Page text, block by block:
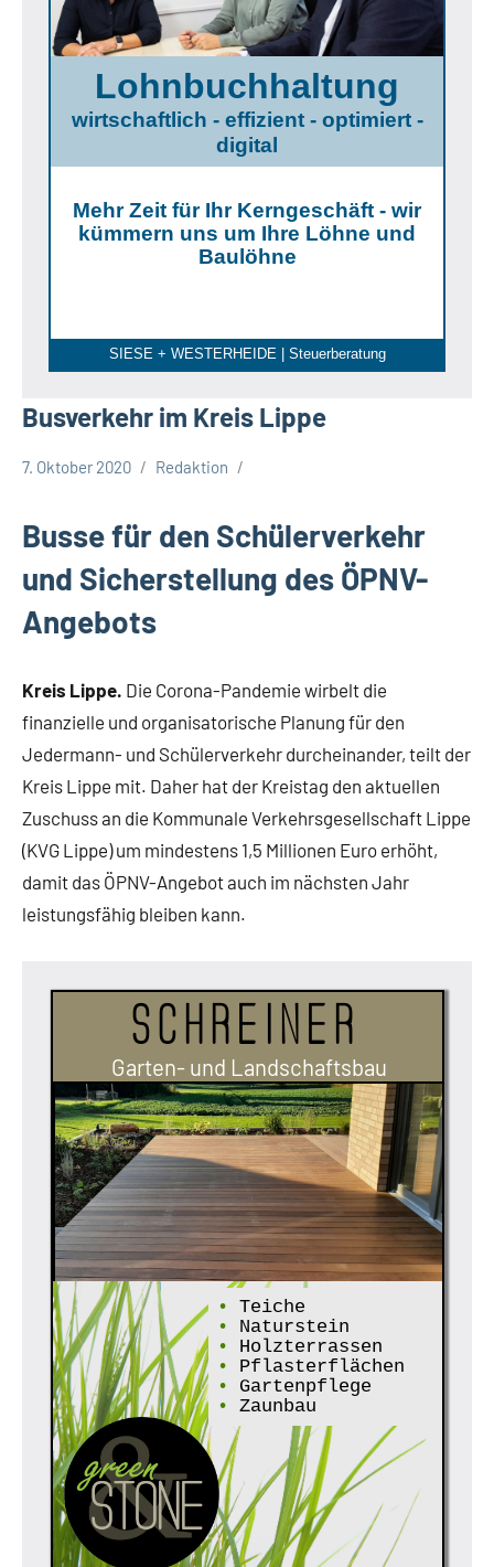
Lohnbuchhaltung
wirtschaftlich - effizient - optimiert -
digital
Mehr Zeit für Ihr Kerngeschäft - wir
kümmern uns um Ihre Löhne und
Baulöhne
SIESE + WESTERHEIDE | Steuerberatung
Busverkehr im Kreis Lippe
Lippische
Gesellschaft
7. Oktober 2020 Redaktion
Busse für den Schülerverkehr
und Sicherstellung des ÖPNV-
Angebots
Kreis Lippe. Die Corona-Pandemie wirbelt die
finanzielle und organisatorische Planung für den
Jedermann- und Schülerverkehr durcheinander, teilt der
Kreis Lippe mit. Daher hat der Kreistag den aktuellen
Zuschuss an die Kommunale Verkehrsgesellschaft Lippe
(KVG Lippe) um mindestens 1,5 Millionen Euro erhöht,
damit das ÖPNV-Angebot auch im nächsten Jahr
leistungsfähig bleiben kann.
Schreiner
Garten- und Landschaftsbau
•
Teiche
•
Naturstein
•
Holzterrassen
•
Pflasterflächen
•
Gartenpflege
•
Zaunbau